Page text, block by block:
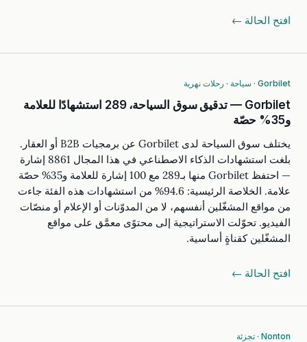
افتح الحالة ←
Gorbilet · سياحة · رحلات نهرية
Gorbilet — تدقيق سوق السياحة، 289 استشهادًا للعلامة
و35% حصّة
يختلف سوق السياحة لدى Gorbilet عن برمجيات B2B أو العقار.
بلغت استشهادات الذكاء الاصطناعي في هذا المجال 8861 إشارة
— احتفظ Gorbilet منها بـ289 مع 100 إشارة للعلامة و35% حصّة
علامة. الخلاصة الرئيسية: 94.6% من استشهادات هذه الفئة جاءت
من مواقع المشغّلين أنفسهم، لا من المدوّنات أو الإعلام أو منصّات
الفيديو. تحوّلت الاستراتيجية إلى محتوًى معمَّق على مواقع
المشغّلين كقناةٍ أساسية.
افتح الحالة ←
Nonton · تجزئة